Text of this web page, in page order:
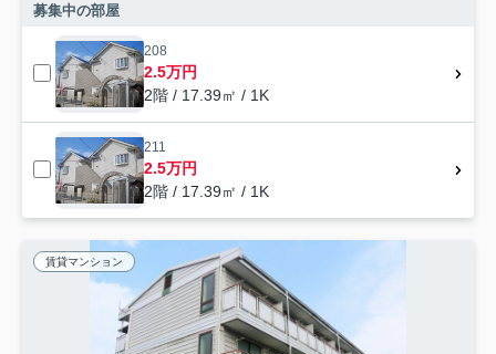
募集中の部屋
208
2.5万円
2階 / 17.39㎡ / 1K
211
2.5万円
2階 / 17.39㎡ / 1K
賃貸マンション